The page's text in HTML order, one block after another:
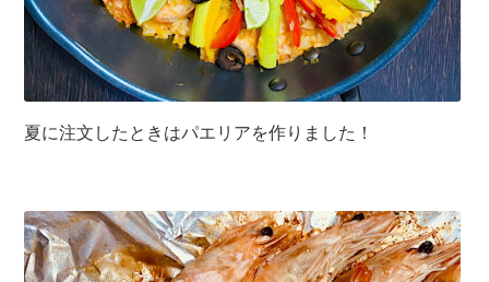
夏に注文したときはパエリアを作りました！